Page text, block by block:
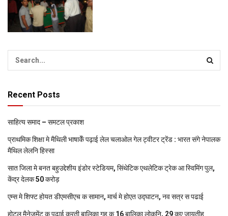
Recent Posts
साहित्य समाद – समटल प्रकाश
प्राथमिक शि‍क्षा मे मैथि‍ली भाषाकेँ पढ़ाई लेल चलाओल गेल ट्वीटर ट्रेंड : भारत संगे नेपालक
मैथिल लेलनि हिस्सा
सात जिला मे बनत बहुउद्देशीय इंडोर स्‍टेडि‍यम, सिंथेटिक एथलेटिक ट्रेक आ स्विमिंग पुल,
केंद्र देलक 50 करोड़
एम्स मे शिफ्ट होयत डीएमसीएच क सामान, मार्च मे होएत उद्घाटन, नव सत्र स पढाई
होटल मैनेजमेंट क पढ़ाई करती बालिका गृह क 16 बालिका लोकनि, 29 कए जायतीह